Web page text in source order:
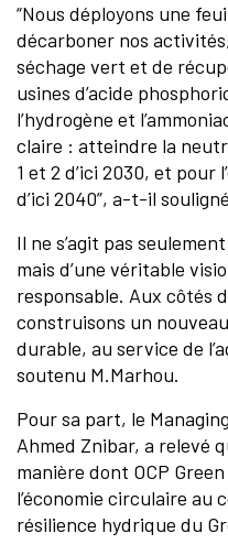
“Nous déployons une
décarboner nos
séchage vert et de
usines d’acide
l’hydrogène et
claire : atteindre la
1 et 2 d’ici 2030, et pour
d’ici 2040”, a-t-il
Il ne s’agit pas
mais d’une véritable
responsable. Aux côtés
construisons un
durable, au service de
soutenu M.Marhou.
Pour sa part, le
Ahmed Znibar, a relevé
manière dont OCP
l’économie circulaire
résilience hydrique du